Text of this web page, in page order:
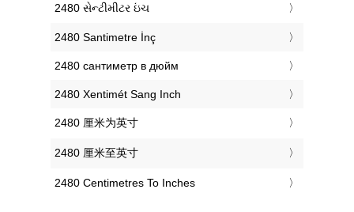
‎2480 સેન્ટીમીટર ઇંચ
‎2480 Santimetre İnç
‎2480 сантиметр в дюйм
‎2480 Xentimét Sang Inch
‎2480 厘米为英寸
‎2480 厘米至英寸
‎2480 Centimetres To Inches